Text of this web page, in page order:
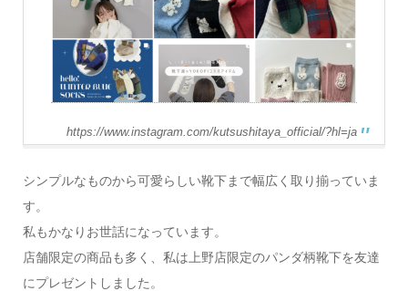
https://www.instagram.com/kutsushitaya_official/?hl=ja
シンプルなものから可愛らしい靴下まで幅広く取り揃っていま
す。
私もかなりお世話になっています。
店舗限定の商品も多く、私は上野店限定のパンダ柄靴下を友達
にプレゼントしました。